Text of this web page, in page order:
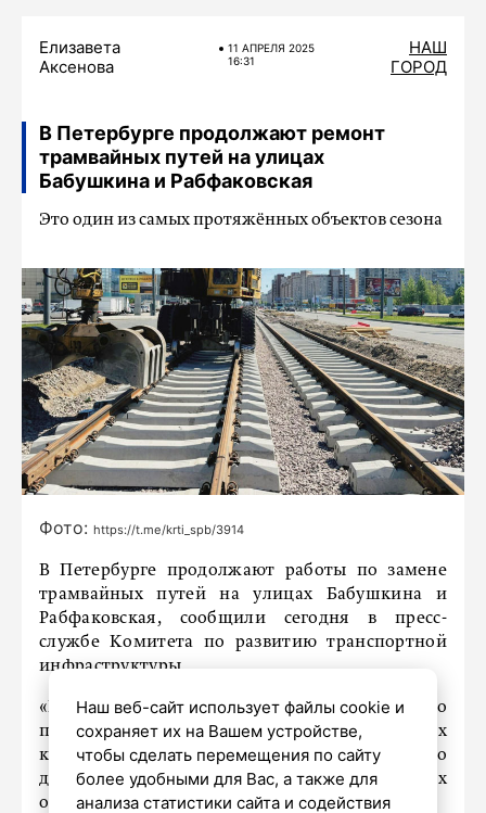
Елизавета
Аксенова
11 АПРЕЛЯ 2025
16:31
НАШ
ГОРОД
В Петербурге продолжают ремонт
трамвайных путей на улицах
Бабушкина и Рабфаковская
Это один из самых протяжённых объектов сезона
Фото: https://t.me/krti_spb/3914
В Петербурге продолжают работы по замене
трамвайных путей на улицах Бабушкина и
Рабфаковская, сообщили сегодня в пресс-
службе Комитета по развитию транспортной
инфраструктуры.
«На участке от улицы Грибакиных до Рыбацкого
проспекта будет отремонтировано более трёх
километров одиночного пути (кмоп), что
делает его одним из самых протяжённых
объектов сезона», – говорится в сообщении.
Наш веб-сайт использует файлы cookie и
сохраняет их на Вашем устройстве,
чтобы сделать перемещения по сайту
более удобными для Вас, а также для
анализа статистики сайта и содействия